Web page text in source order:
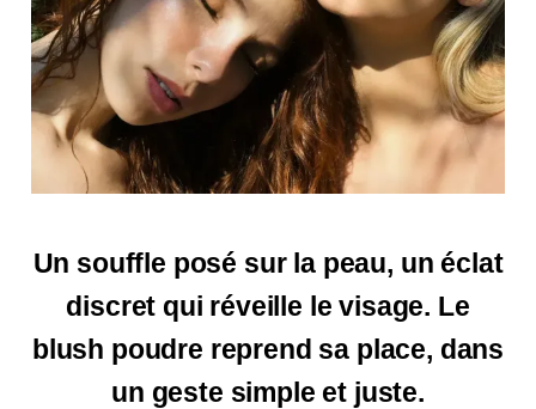
Un souffle posé sur la peau, un éclat
discret qui réveille le visage. Le
blush poudre reprend sa place, dans
un geste simple et juste.